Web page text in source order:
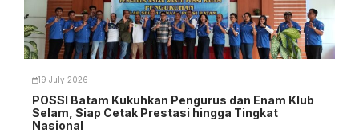
19 July 2026
POSSI Batam Kukuhkan Pengurus dan Enam Klub
Selam, Siap Cetak Prestasi hingga Tingkat
Nasional